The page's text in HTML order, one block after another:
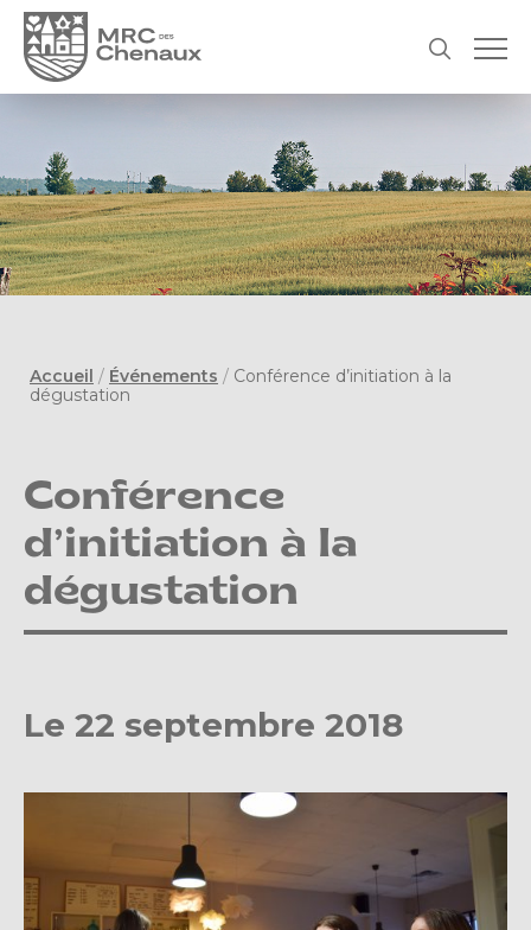
Accueil / Événements / Conférence d’initiation à la
dégustation
Conférence
d’initiation à la
dégustation
Le 22 septembre 2018